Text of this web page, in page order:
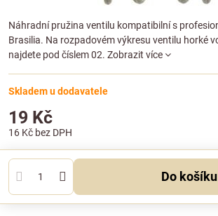
Náhradní pružina ventilu kompatibilní s
Brasilia. Na rozpadovém výkresu ventilu horké
najdete pod číslem 02. Zobrazit více
Skladem u dodavatele
19 Kč
16 Kč bez DPH
Do košíku